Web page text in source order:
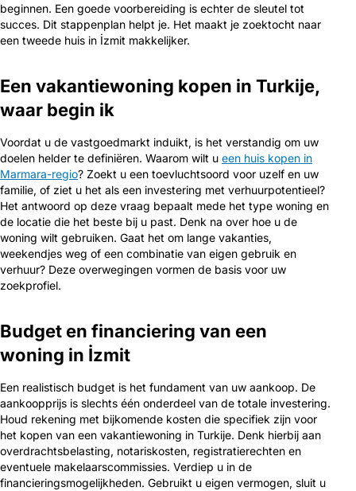
beginnen. Een goede voorbereiding is echter de sleutel tot
succes. Dit stappenplan helpt je. Het maakt je zoektocht naar
een tweede huis in İzmit makkelijker.
Een vakantiewoning kopen in Turkije,
waar begin ik
Voordat u de vastgoedmarkt induikt, is het verstandig om uw
doelen helder te definiëren. Waarom wilt u een huis kopen in
Marmara-regio? Zoekt u een toevluchtsoord voor uzelf en uw
familie, of ziet u het als een investering met verhuurpotentieel?
Het antwoord op deze vraag bepaalt mede het type woning en
de locatie die het beste bij u past. Denk na over hoe u de
woning wilt gebruiken. Gaat het om lange vakanties,
weekendjes weg of een combinatie van eigen gebruik en
verhuur? Deze overwegingen vormen de basis voor uw
zoekprofiel.
Budget en financiering van een
woning in İzmit
Een realistisch budget is het fundament van uw aankoop. De
aankoopprijs is slechts één onderdeel van de totale investering.
Houd rekening met bijkomende kosten die specifiek zijn voor
het kopen van een vakantiewoning in Turkije. Denk hierbij aan
overdrachtsbelasting, notariskosten, registratierechten en
eventuele makelaarscommissies. Verdiep u in de
financieringsmogelijkheden. Gebruikt u eigen vermogen, sluit u